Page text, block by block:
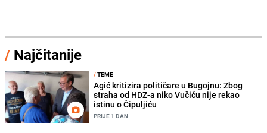
/ Najčitanije
/TEME
Agić kritizira političare u Bugojnu: Zbog
straha od HDZ-a niko Vučiću nije rekao
istinu o Čipuljiću
PRIJE 1 DAN